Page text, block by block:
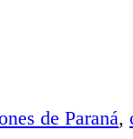
de Paraná,